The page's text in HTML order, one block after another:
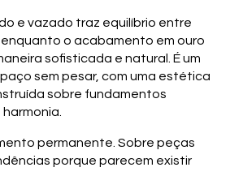
e vazado traz equilíbrio entre
o acabamento em ouro
sofisticada e natural. É um
sem pesar, com uma estética
sobre fundamentos
permanente. Sobre peças
porque parecem existir